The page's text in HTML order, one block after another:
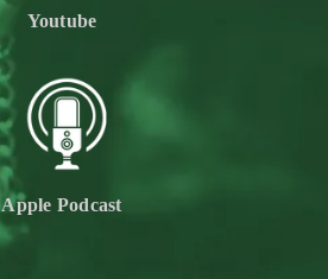
Youtube
Apple Podcast